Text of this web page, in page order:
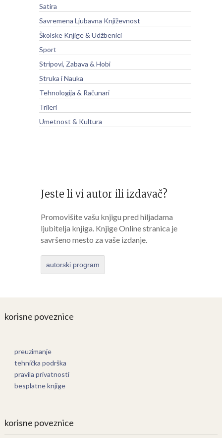
Satira
Savremena Ljubavna Književnost
Školske Knjige & Udžbenici
Sport
Stripovi, Zabava & Hobi
Struka i Nauka
Tehnologija & Računari
Trileri
Umetnost & Kultura
Jeste li vi autor ili izdavač?
Promovišite vašu knjigu pred hiljadama
ljubitelja knjiga. Knjige Online stranica je
savršeno mesto za vaše izdanje.
autorski program
korisne poveznice
preuzimanje
tehnička podrška
pravila privatnosti
besplatne knjige
korisne poveznice